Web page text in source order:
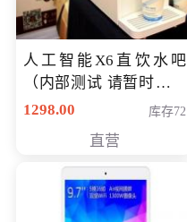
人工智能X6直饮水吧
（内部测试 请暂时不要
购买）
1298.00 库存72
直营